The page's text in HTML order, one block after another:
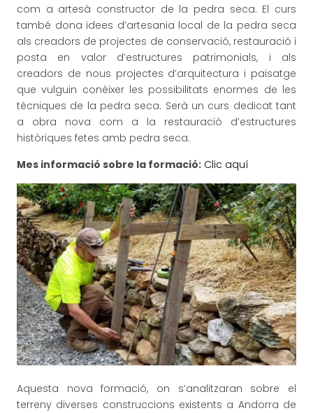
com a artesà constructor de la pedra seca. El curs
també dona idees d’artesania local de la pedra seca
als creadors de projectes de conservació, restauració i
posta en valor d’estructures patrimonials, i als
creadors de nous projectes d’arquitectura i paisatge
que vulguin conèixer les possibilitats enormes de les
tècniques de la pedra seca. Serà un curs dedicat tant
a obra nova com a la restauració d’estructures
històriques fetes amb pedra seca.
Mes informació sobre la formació: Clic aquí
Aquesta nova formació, on s’analitzaran sobre el
terreny diverses construccions existents a Andorra de